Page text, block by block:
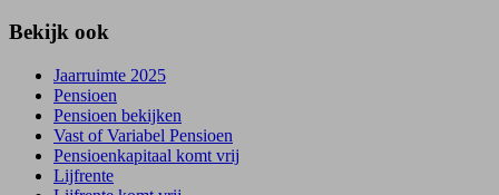
Bekijk ook
Jaarruimte 2025
Pensioen
Pensioen bekijken
Vast of Variabel Pensioen
Pensioenkapitaal komt vrij
Lijfrente